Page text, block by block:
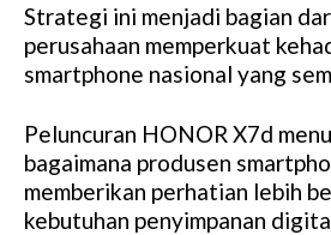
Strategi ini menjadi bagian
perusahaan memperkuat
smartphone nasional yang
Peluncuran HONOR X7d
bagaimana produsen
memberikan perhatian lebih
kebutuhan penyimpanan